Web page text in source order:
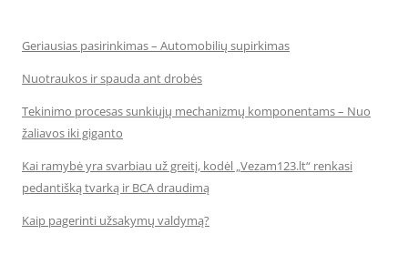
Geriausias pasirinkimas – Automobilių supirkimas
Nuotraukos ir spauda ant drobės
Tekinimo procesas sunkiųjų mechanizmų komponentams – Nuo
žaliavos iki giganto
Kai ramybė yra svarbiau už greitį, kodėl „Vezam123.lt“ renkasi
pedantišką tvarką ir BCA draudimą
Kaip pagerinti užsakymų valdymą?